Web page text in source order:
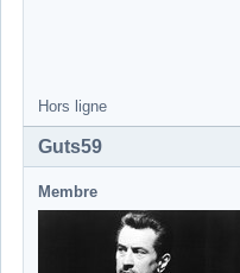
Hors ligne
Guts59
Membre